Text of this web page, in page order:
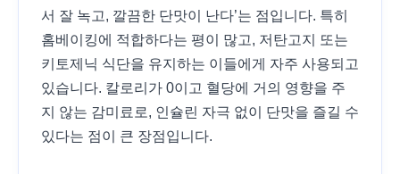
서 잘 녹고, 깔끔한 단맛이 난다’는 점입니다. 특히
홈베이킹에 적합하다는 평이 많고, 저탄고지 또는
키토제닉 식단을 유지하는 이들에게 자주 사용되고
있습니다. 칼로리가 0이고 혈당에 거의 영향을 주
지 않는 감미료로, 인슐린 자극 없이 단맛을 즐길 수
있다는 점이 큰 장점입니다.